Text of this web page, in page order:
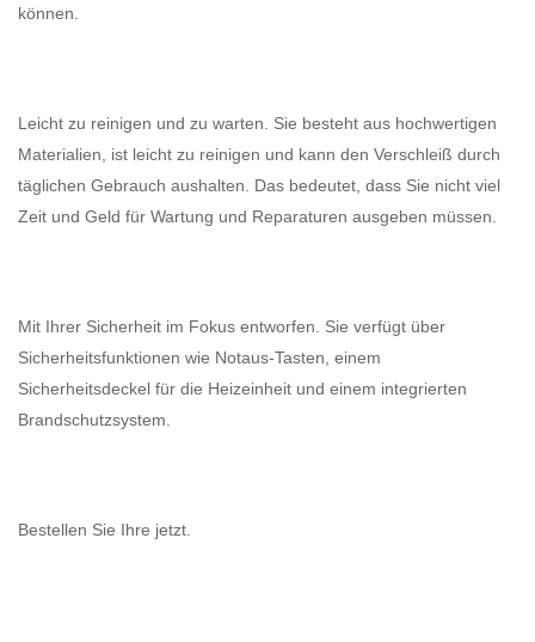
können.
Leicht zu reinigen und zu warten. Sie besteht aus hochwertigen
Materialien, ist leicht zu reinigen und kann den Verschleiß durch
täglichen Gebrauch aushalten. Das bedeutet, dass Sie nicht viel
Zeit und Geld für Wartung und Reparaturen ausgeben müssen.
Mit Ihrer Sicherheit im Fokus entworfen. Sie verfügt über
Sicherheitsfunktionen wie Notaus-Tasten, einem
Sicherheitsdeckel für die Heizeinheit und einem integrierten
Brandschutzsystem.
Bestellen Sie Ihre jetzt.